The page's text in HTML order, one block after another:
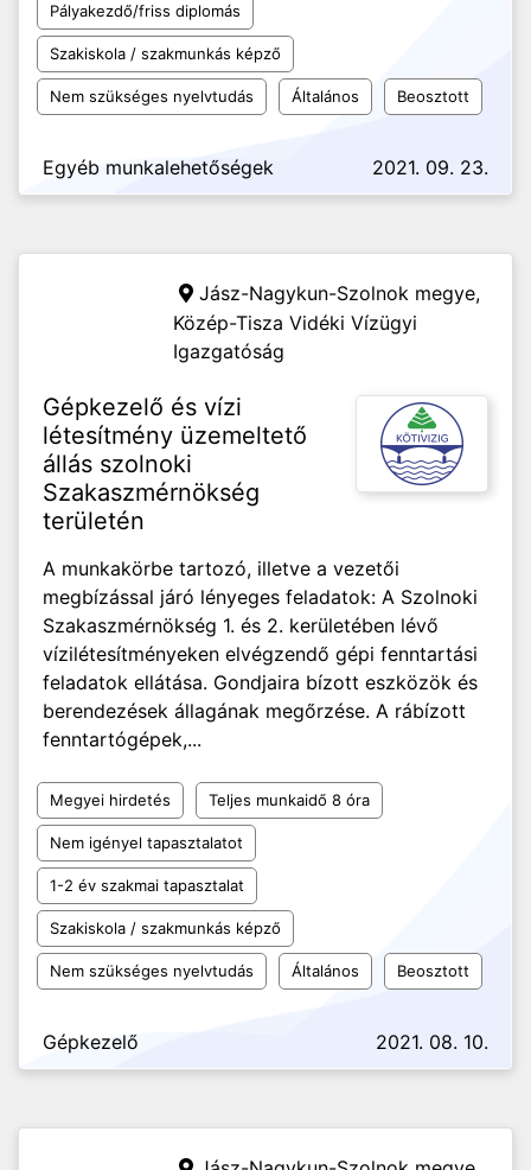
Pályakezdő/friss diplomás
Szakiskola / szakmunkás képző
Nem szükséges nyelvtudás Általános Beosztott
Egyéb munkalehetőségek 2021. 09. 23.
Jász-Nagykun-Szolnok megye,
Közép-Tisza Vidéki Vízügyi
Igazgatóság
Gépkezelő és vízi
létesítmény üzemeltető
állás szolnoki
Szakaszmérnökség
területén
A munkakörbe tartozó, illetve a vezetői
megbízással járó lényeges feladatok: A Szolnoki
Szakaszmérnökség 1. és 2. kerületében lévő
vízilétesítményeken elvégzendő gépi fenntartási
feladatok ellátása. Gondjaira bízott eszközök és
berendezések állagának megőrzése. A rábízott
fenntartógépek,...
Megyei hirdetés Teljes munkaidő 8 óra
Nem igényel tapasztalatot
1-2 év szakmai tapasztalat
Szakiskola / szakmunkás képző
Nem szükséges nyelvtudás Általános Beosztott
Gépkezelő 2021. 08. 10.